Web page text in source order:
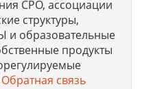
СРО, ассоциации
структуры,
и образовательные
продукты
Обратная связь